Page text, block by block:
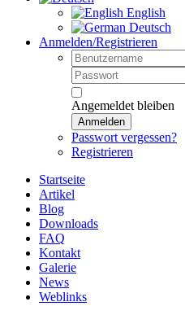
English
Deutsch
Anmelden/Registrieren
Angemeldet bleiben
Anmelden
Passwort vergessen?
Registrieren
Startseite
Artikel
Blog
Downloads
FAQ
Kontakt
Galerie
News
Weblinks